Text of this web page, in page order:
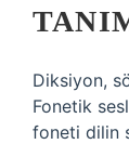
Diksiyon,
Fonetik
foneti dilin